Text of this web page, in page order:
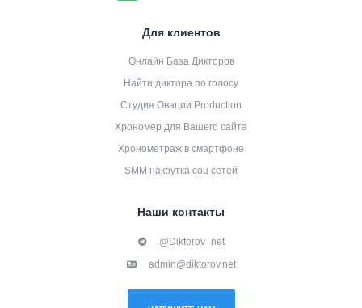
Для клиентов
Онлайн База Дикторов
Найти диктора по голосу
Студия Овации Production
Хрономер для Вашего сайта
Хронометраж в смартфоне
SMM накрутка соц сетей
Наши контакты
@Diktorov_net
admin@diktorov.net